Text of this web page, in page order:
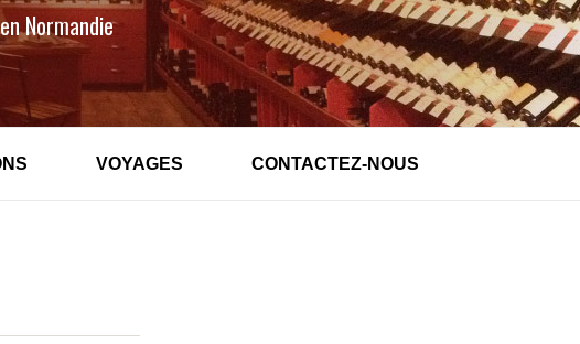
Normandie
VOYAGES CONTACTEZ-NOUS